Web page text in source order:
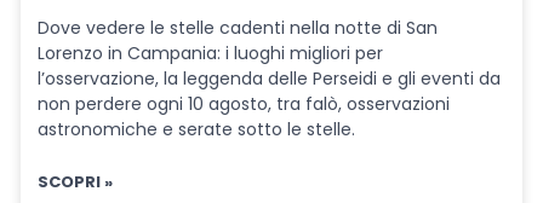
Dove vedere le stelle cadenti nella notte di San
Lorenzo in Campania: i luoghi migliori per
l’osservazione, la leggenda delle Perseidi e gli eventi da
non perdere ogni 10 agosto, tra falò, osservazioni
astronomiche e serate sotto le stelle.
SCOPRI »